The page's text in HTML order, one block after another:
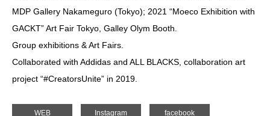
MDP Gallery Nakameguro (Tokyo); 2021 “Moeco Exhibition with
GACKT” Art Fair Tokyo, Galley Olym Booth.
Group exhibitions & Art Fairs.
Collaborated with Addidas and ALL BLACKS, collaboration art
project “#CreatorsUnite” in 2019.
WEB Instagram facebook